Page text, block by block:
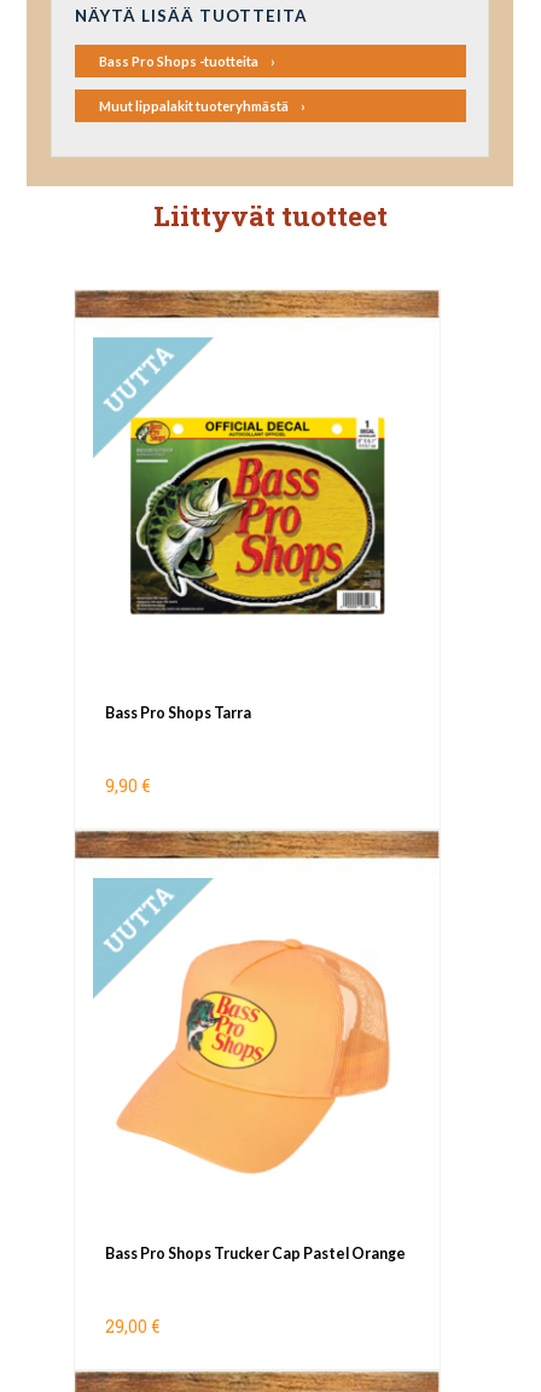
NÄYTÄ LISÄÄ TUOTTEITA
Bass Pro Shops -tuotteita
Muut lippalakit tuoteryhmästä
Liittyvät tuotteet
Bass Pro Shops Tarra
9,90 €
Bass Pro Shops Trucker Cap Pastel Orange
29,00 €